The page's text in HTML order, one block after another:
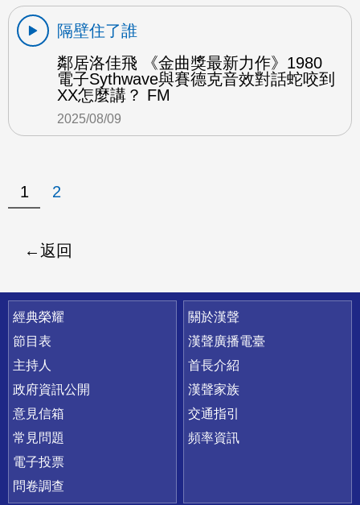
隔壁住了誰
鄰居洛佳飛 《金曲獎最新力作》1980
電子Sythwave與賽德克音效對話蛇咬到
XX怎麼講？ FM
2025/08/09
1 2
返回
快速連結
經典榮耀
節目表
主持人
政府資訊公開
意見信箱
常見問題
電子投票
問卷調查
關於漢聲
漢聲廣播電臺
首長介紹
漢聲家族
交通指引
頻率資訊